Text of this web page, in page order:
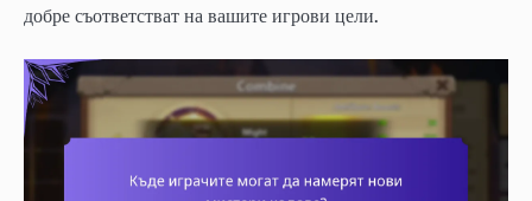
добре съответстват на вашите игрови цели.